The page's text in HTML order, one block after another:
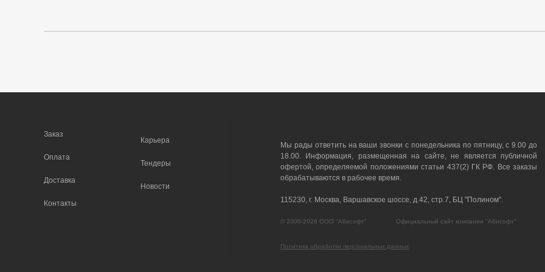
Заказ
Оплата
Доставка
Контакты
Карьера
Тендеры
Новости
Мы рады ответить на ваши звонки с понедельника по пятницу, с 9.00 до
18.00. Информация, размещенная на сайте, не является публичной
офертой, определяемой положениями статьи 437(2) ГК РФ. Все заказы
обрабатываются в рабочее время.
115230, г. Москва, Варшавское шоссе, д.42, стр.7, БЦ "Полином".
© 2000-2026 ООО "Абисофт" Официальный сайт компании "Абисофт"
Политика обработки персональных данных